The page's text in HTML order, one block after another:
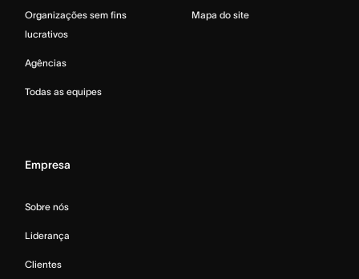
Organizações sem fins
lucrativos
Agências
Todas as equipes
Mapa do site
Empresa
Sobre nós
Liderança
Clientes